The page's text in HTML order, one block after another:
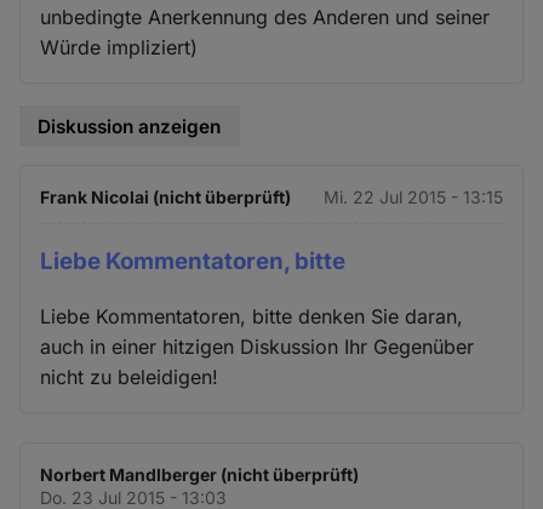
unbedingte Anerkennung des Anderen und seiner
Würde impliziert)
Diskussion anzeigen
Frank Nicolai (nicht überprüft) Mi. 22 Jul 2015 - 13:15
Liebe Kommentatoren, bitte
Liebe Kommentatoren, bitte denken Sie daran,
auch in einer hitzigen Diskussion Ihr Gegenüber
nicht zu beleidigen!
Norbert Mandlberger (nicht überprüft)
Do. 23 Jul 2015 - 13:03